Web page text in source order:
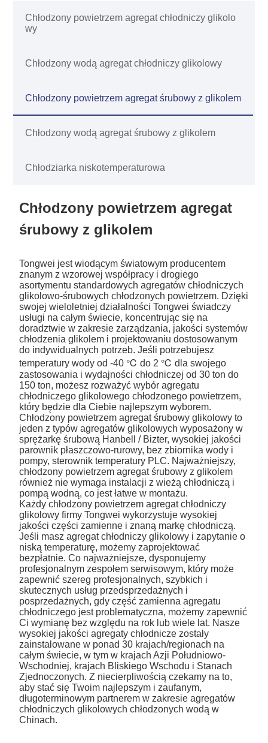
Chłodzony powietrzem agregat chłodniczy glikolo
wy
Chłodzony wodą agregat chłodniczy glikolowy
Chłodzony powietrzem agregat śrubowy z glikolem
Chłodzony wodą agregat śrubowy z glikolem
Chłodziarka niskotemperaturowa
Chłodzony powietrzem agregat
śrubowy z glikolem
Tongwei jest wiodącym światowym producentem
znanym z wzorowej współpracy i drogiego
asortymentu standardowych agregatów chłodniczych
glikolowo-śrubowych chłodzonych powietrzem. Dzięki
swojej wieloletniej działalności Tongwei świadczy
usługi na całym świecie, koncentrując się na
doradztwie w zakresie zarządzania, jakości systemów
chłodzenia glikolem i projektowaniu dostosowanym
do indywidualnych potrzeb. Jeśli potrzebujesz
temperatury wody od -40 ℃ do 2 ℃ dla swojego
zastosowania i wydajności chłodniczej od 30 ton do
150 ton, możesz rozważyć wybór agregatu
chłodniczego glikolowego chłodzonego powietrzem,
który będzie dla Ciebie najlepszym wyborem.
Chłodzony powietrzem agregat śrubowy glikolowy to
jeden z typów agregatów glikolowych wyposażony w
sprężarkę śrubową Hanbell / Bizter, wysokiej jakości
parownik płaszczowo-rurowy, bez zbiornika wody i
pompy, sterownik temperatury PLC. Najważniejszy,
chłodzony powietrzem agregat śrubowy z glikolem
również nie wymaga instalacji z wieżą chłodniczą i
pompą wodną, ​​co jest łatwe w montażu.
Każdy chłodzony powietrzem agregat chłodniczy
glikolowy firmy Tongwei wykorzystuje wysokiej
jakości części zamienne i znaną markę chłodniczą.
Jeśli masz agregat chłodniczy glikolowy i zapytanie o
niską temperaturę, możemy zaprojektować
bezpłatnie. Co najważniejsze, dysponujemy
profesjonalnym zespołem serwisowym, który może
zapewnić szereg profesjonalnych, szybkich i
skutecznych usług przedsprzedażnych i
posprzedażnych, gdy część zamienna agregatu
chłodniczego jest problematyczna, możemy zapewnić
Ci wymianę bez względu na rok lub wiele lat. Nasze
wysokiej jakości agregaty chłodnicze zostały
zainstalowane w ponad 30 krajach/regionach na
całym świecie, w tym w krajach Azji Południowo-
Wschodniej, krajach Bliskiego Wschodu i Stanach
Zjednoczonych. Z niecierpliwością czekamy na to,
aby stać się Twoim najlepszym i zaufanym,
długoterminowym partnerem w zakresie agregatów
chłodniczych glikolowych chłodzonych wodą w
Chinach.